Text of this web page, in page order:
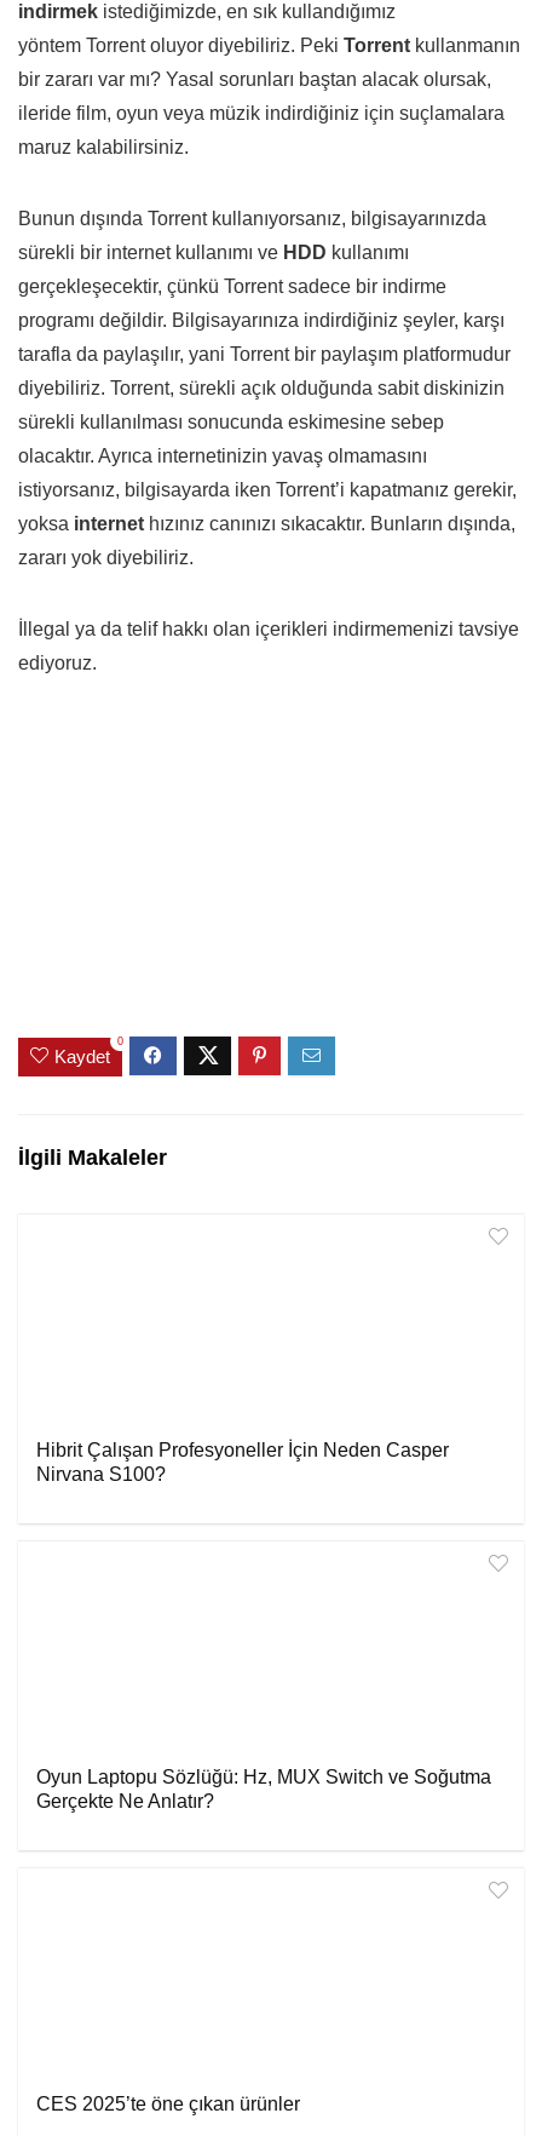
indirmek istediğimizde, en sık kullandığımız
yöntem Torrent oluyor diyebiliriz. Peki Torrent kullanmanın
bir zararı var mı? Yasal sorunları baştan alacak olursak,
ileride film, oyun veya müzik indirdiğiniz için suçlamalara
maruz kalabilirsiniz.
Bunun dışında Torrent kullanıyorsanız, bilgisayarınızda
sürekli bir internet kullanımı ve HDD kullanımı
gerçekleşecektir, çünkü Torrent sadece bir indirme
programı değildir. Bilgisayarınıza indirdiğiniz şeyler, karşı
tarafla da paylaşılır, yani Torrent bir paylaşım platformudur
diyebiliriz. Torrent, sürekli açık olduğunda sabit diskinizin
sürekli kullanılması sonucunda eskimesine sebep
olacaktır. Ayrıca internetinizin yavaş olmamasını
istiyorsanız, bilgisayarda iken Torrent’i kapatmanız gerekir,
yoksa internet hızınız canınızı sıkacaktır. Bunların dışında,
zararı yok diyebiliriz.
İllegal ya da telif hakkı olan içerikleri indirmemenizi tavsiye
ediyoruz.
Kaydet
0
İlgili Makaleler
Hibrit Çalışan Profesyoneller İçin Neden Casper
Nirvana S100?
Oyun Laptopu Sözlüğü: Hz, MUX Switch ve Soğutma
Gerçekte Ne Anlatır?
CES 2025’te öne çıkan ürünler